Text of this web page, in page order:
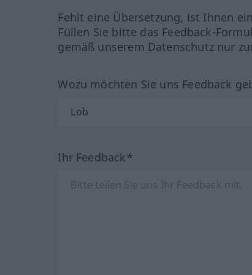
Fehlt eine Übersetzung, ist Ihnen
Füllen Sie bitte das Feedback-
gemäß unserem Datenschutz nur
Wozu möchten Sie uns Feedback
Ihr Feedback*